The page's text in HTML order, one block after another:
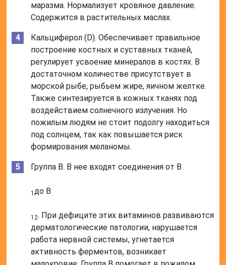
маразма. Нормализует кровяное давление.
Содержится в растительных маслах.
Кальциферол (D). Обеспечивает правильное
построение костных и суставных тканей,
регулирует усвоение минералов в костях. В
достаточном количестве присутствует в
морской рыбе, рыбьем жире, яичном желтке.
Также синтезируется в кожных тканях под
воздействием солнечного излучения. Но
пожилым людям не стоит подолгу находиться
под солнцем, так как повышается риск
формирования меланомы.
Группа B. В нее входят соединения от B
1до B
12. При дефиците этих витаминов развиваются
дерматологические патологии, нарушается
работа нервной системы, угнетается
активность ферментов, возникает